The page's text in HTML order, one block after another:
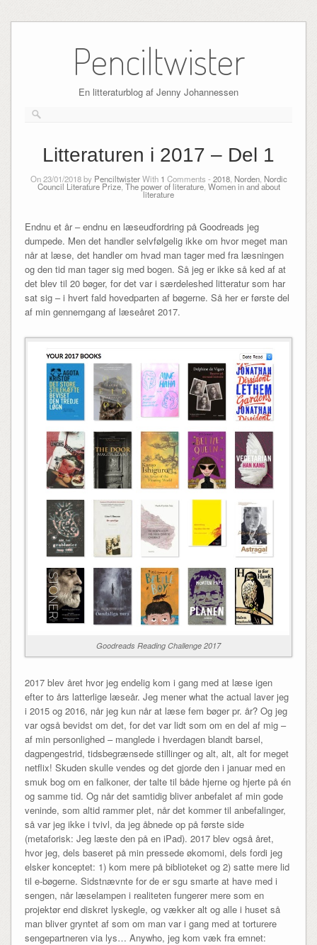
Penciltwister
En litteraturblog af Jenny Johannessen
Litteraturen i 2017 – Del 1
On 23/01/2018 by PenciltwisterWith 1 Comments - 2018, Norden, Nordic
Council Literature Prize, The power of literature, Women in and about
literature
Endnu et år – endnu en læseudfordring på Goodreads jeg
dumpede. Men det handler selvfølgelig ikke om hvor meget man
når at læse, det handler om hvad man tager med fra læsningen
og den tid man tager sig med bogen. Så jeg er ikke så ked af at
det blev til 20 bøger, for det var i særdeleshed litteratur som har
sat sig – i hvert fald hovedparten af bøgerne. Så her er første del
af min gennemgang af læseåret 2017.
Goodreads Reading Challenge 2017
2017 blev året hvor jeg endelig kom i gang med at læse igen
efter to års latterlige læseår. Jeg mener what the actual laver jeg
i 2015 og 2016, når jeg kun når at læse fem bøger pr. år? Og jeg
var også bevidst om det, for det var lidt som om en del af mig –
af min personlighed – manglede i hverdagen blandt barsel,
dagpengestrid, tidsbegrænsede stillinger og alt, alt, alt for meget
netflix! Skuden skulle vendes og det gjorde den i januar med en
smuk bog om en falkoner, der talte til både hjerne og hjerte på én
og samme tid. Og når det samtidig bliver anbefalet af min gode
veninde, som altid rammer plet, når det kommer til anbefalinger,
så var jeg ikke i tvivl, da jeg åbnede op på første side
(metaforisk: Jeg læste den på en iPad). 2017 blev også året,
hvor jeg, dels baseret på min pressede økomomi, dels fordi jeg
elsker konceptet: 1) kom mere på biblioteket og 2) satte mere lid
til e-bøgerne. Sidstnævnte for de er sgu smarte at have med i
sengen, når læselampen i realiteten fungerer mere som en
projektør end diskret lyskegle, og vækker alt og alle i huset så
man bliver gryntet af som om man var i gang med at torturere
sengepartneren via lys… Anywho, jeg kom væk fra emnet: